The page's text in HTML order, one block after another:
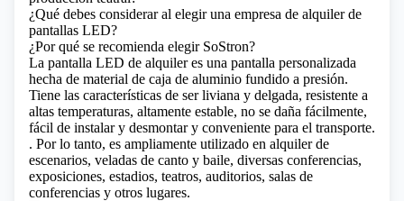
¿Qué debes considerar al elegir una empresa de alquiler de
pantallas LED?
¿Por qué se recomienda elegir SoStron?
La pantalla LED de alquileres una pantalla personalizada
hecha de material de caja de aluminio fundido a presión.
Tiene las características de ser liviana y delgada, resistente a
altas temperaturas, altamente estable, no se daña fácilmente,
fácil de instalar y desmontar y conveniente para el transporte.
. Por lo tanto, es ampliamente utilizado en alquiler de
escenarios, veladas de canto y baile, diversas conferencias,
exposiciones, estadios, teatros, auditorios, salas de
conferencias y otros lugares.